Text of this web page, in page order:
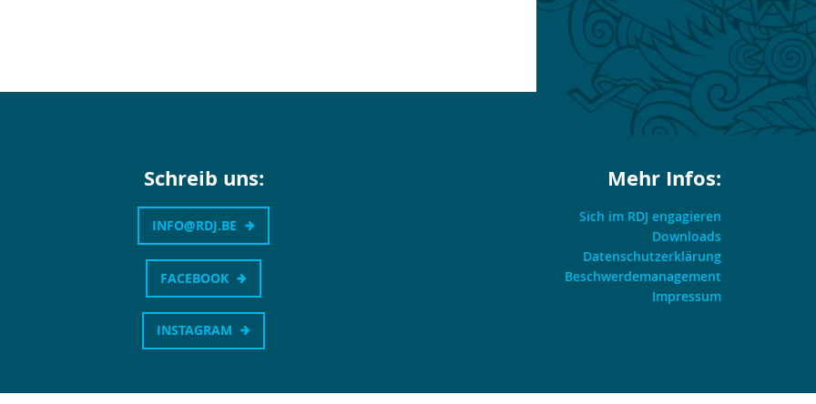
Schreib uns:
INFO@RDJ.BE
FACEBOOK
INSTAGRAM
Mehr Infos:
Sich im RDJ engagieren
Downloads
Datenschutzerklärung
Beschwerdemanagement
Impressum